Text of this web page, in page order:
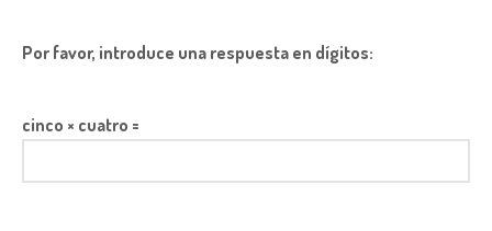
Por favor, introduce una respuesta en dígitos:
cinco × cuatro =